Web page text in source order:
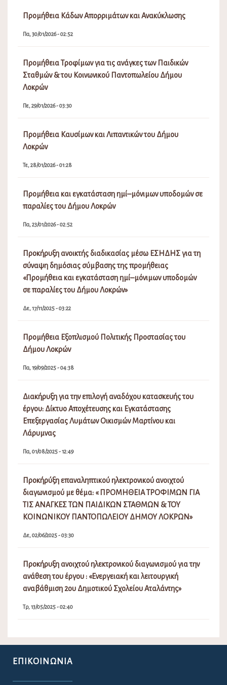
Προμήθεια Κάδων Απορριμάτων και Ανακύκλωσης
Πα, 30/01/2026 - 02:52
Προμήθεια Τροφίμων για τις ανάγκες των Παιδικών
Σταθμών & του Κοινωνικού Παντοπωλείου Δήμου
Λοκρών
Πε, 29/01/2026 - 03:30
Προμήθεια Καυσίμων και Λιπαντικών του Δήμου
Λοκρών
Τε, 28/01/2026 - 01:28
Προμήθεια και εγκατάσταση ημί–μόνιμων υποδομών σε
παραλίες του Δήμου Λοκρών
Πα, 23/01/2026 - 02:52
Προκήρυξη ανοικτής διαδικασίας μέσω ΕΣΗΔΗΣ για τη
σύναψη δημόσιας σύμβασης της προμήθειας
«Προμήθεια και εγκατάσταση ημί–μόνιμων υποδομών
σε παραλίες του Δήμου Λοκρών»
Δε, 17/11/2025 - 03:22
Προμήθεια Εξοπλισμού Πολιτικής Προστασίας του
Δήμου Λοκρών
Πα, 19/09/2025 - 04:38
Διακήρυξη για την επιλογή αναδόχου κατασκευής του
έργου: Δίκτυο Αποχέτευσης και Εγκατάστασης
Επεξεργασίας Λυμάτων Οικισμών Μαρτίνου και
Λάρυμνας
Πα, 01/08/2025 - 12:49
Προκήρύξη επαναληπτικού ηλεκτρονικού ανοιχτού
διαγωνισμού με θέμα: « ΠΡΟΜΗΘΕΙΑ ΤΡΟΦΙΜΩΝ ΓΙΑ
ΤΙΣ ΑΝΑΓΚΕΣ ΤΩΝ ΠΑΙΔΙΚΩΝ ΣΤΑΘΜΩΝ & ΤΟΥ
ΚΟΙΝΩΝΙΚΟΥ ΠΑΝΤΟΠΩΛΕΙΟΥ ΔΗΜΟΥ ΛΟΚΡΩΝ»
Δε, 02/06/2025 - 03:30
Προκήρυξη ανοιχτού ηλεκτρονικού διαγωνισμού για την
ανάθεση του έργου : «Ενεργειακή και λειτουργική
αναβάθμιση 2ου Δημοτικού Σχολείου Αταλάντης»
Τρ, 13/05/2025 - 02:40
ΕΠΙΚΟΙΝΩΝΊΑ